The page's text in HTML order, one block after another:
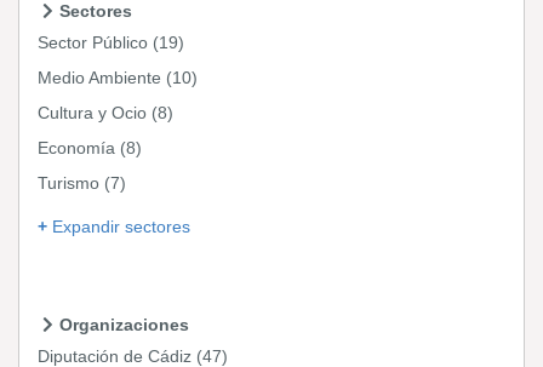
Sectores
Sector Público (19)
Medio Ambiente (10)
Cultura y Ocio (8)
Economía (8)
Turismo (7)
Expandir sectores
Organizaciones
Diputación de Cádiz (47)